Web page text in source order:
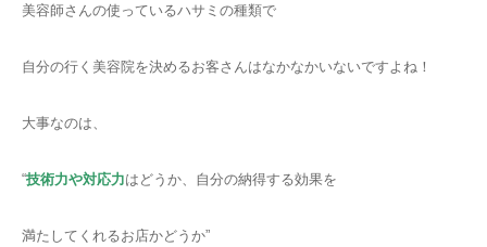
美容師さんの使っているハサミの種類で
自分の行く美容院を決めるお客さんはなかなかいないですよね！
大事なのは、
“技術力や対応力はどうか、自分の納得する効果を
満たしてくれるお店かどうか”